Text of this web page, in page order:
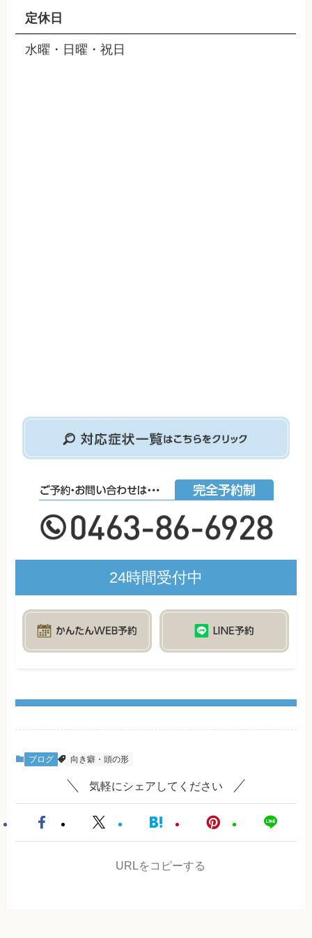
定休日
水曜・日曜・祝日
24時間受付中
ブログ 向き癖・頭の形
気軽にシェアしてください
URLをコピーする